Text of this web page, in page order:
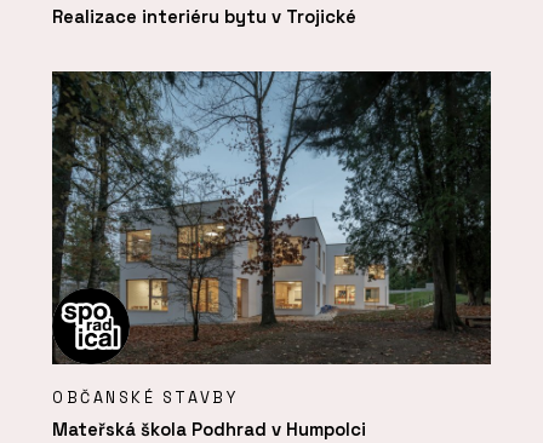
Realizace interiéru bytu v Trojické
OBČANSKÉ STAVBY
Mateřská škola Podhrad v Humpolci